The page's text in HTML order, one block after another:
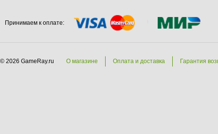
Принимаем к оплате:
© 2026 GameRay.ru О магазине Оплата и доставка Гарантия